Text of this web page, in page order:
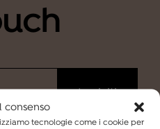
consenso
tecnologie come i cookie per